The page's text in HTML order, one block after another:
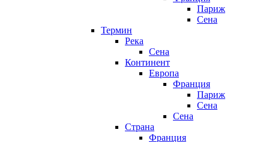
Париж
Сена
Термин
Река
Сена
Континент
Европа
Франция
Париж
Сена
Сена
Страна
Франция